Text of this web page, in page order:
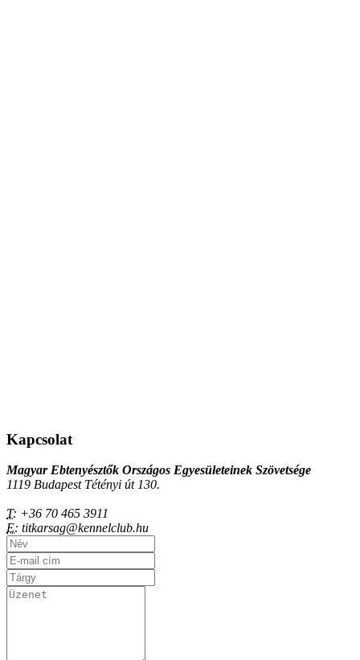
Kapcsolat
Magyar Ebtenyésztők Országos Egyesületeinek Szövetsége
1119 Budapest Tétényi út 130.
T: +36 70 465 3911
E: titkarsag@kennelclub.hu